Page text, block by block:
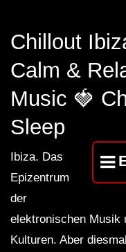
Chillout
Calm &
Music 🍓
Sleep
Ibiza. Das
Epizentrum
der
elektronischen Musik
Kulturen. Aber